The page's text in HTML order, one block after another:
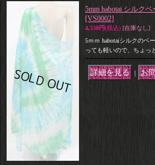
5mm habotai シルク
[VS0002]
4,530円(税込) [在庫なし]
5ｍｍ habotaiシルクのベ
っても軽いので、ちょっ
｜